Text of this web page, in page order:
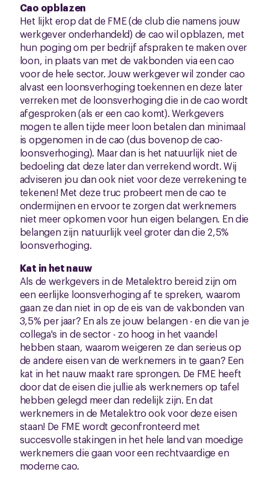
Cao opblazen
Het lijkt erop dat de FME (de club die namens jouw
werkgever onderhandeld) de cao wil opblazen, met
hun poging om per bedrijf afspraken te maken over
loon, in plaats van met de vakbonden via een cao
voor de hele sector. Jouw werkgever wil zonder cao
alvast een loonsverhoging toekennen en deze later
verreken met de loonsverhoging die in de cao wordt
afgesproken (als er een cao komt). Werkgevers
mogen te allen tijde meer loon betalen dan minimaal
is opgenomen in de cao (dus bovenop de cao-
loonsverhoging). Maar dan is het natuurlijk niet de
bedoeling dat deze later dan verrekend wordt. Wij
adviseren jou dan ook niet voor deze verrekening te
tekenen! Met deze truc probeert men de cao te
ondermijnen en ervoor te zorgen dat werknemers
niet meer opkomen voor hun eigen belangen. En die
belangen zijn natuurlijk veel groter dan die 2,5%
loonsverhoging.
Kat in het nauw
Als de werkgevers in de Metalektro bereid zijn om
een eerlijke loonsverhoging af te spreken, waarom
gaan ze dan niet in op de eis van de vakbonden van
3,5% per jaar? En als ze jouw belangen - en die van je
collega's in de sector - zo hoog in het vaandel
hebben staan, waarom weigeren ze dan serieus op
de andere eisen van de werknemers in te gaan? Een
kat in het nauw maakt rare sprongen. De FME heeft
door dat de eisen die jullie als werknemers op tafel
hebben gelegd meer dan redelijk zijn. En dat
werknemers in de Metalektro ook voor deze eisen
staan! De FME wordt geconfronteerd met
succesvolle stakingen in het hele land van moedige
werknemers die gaan voor een rechtvaardige en
moderne cao.